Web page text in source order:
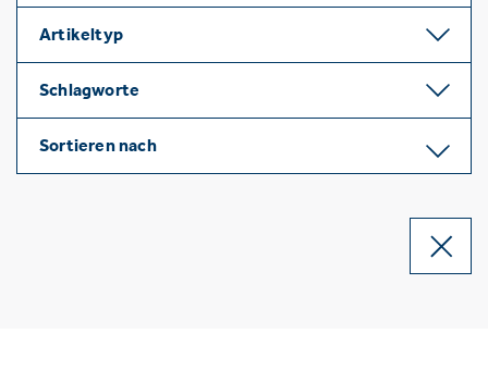
Artikeltyp
Schlagworte
Sortieren nach